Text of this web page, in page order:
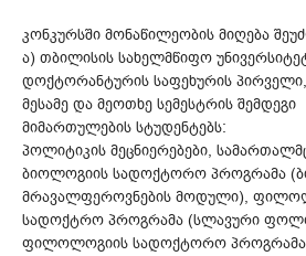
კონკურსში მონაწილეობის მიღება
ა) თბილისის სახელმწიფო
დოქტორანტურის საფეხურის
მესამე და მეოთხე სემესტრის შემდეგი
მიმართულების სტუდენტებს:
პოლიტიკის მეცნიერებები,
ბიოლოგიის სადოქტორო პროგრამა
მრავალფეროვნების მოდული),
სადოქტრო პროგრამა (სლავური
ფილოლოგიის სადოქტორო